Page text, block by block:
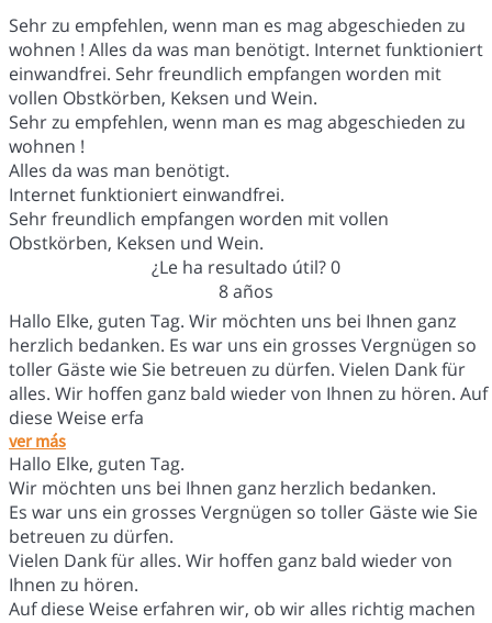
Sehr zu empfehlen, wenn man es mag abgeschieden zu
wohnen ! Alles da was man benötigt. Internet funktioniert
einwandfrei. Sehr freundlich empfangen worden mit
vollen Obstkörben, Keksen und Wein.
Sehr zu empfehlen, wenn man es mag abgeschieden zu
wohnen !
Alles da was man benötigt.
Internet funktioniert einwandfrei.
Sehr freundlich empfangen worden mit vollen
Obstkörben, Keksen und Wein.
¿Le ha resultado útil?0
8 años
Hallo Elke, guten Tag. Wir möchten uns bei Ihnen ganz
herzlich bedanken. Es war uns ein grosses Vergnügen so
toller Gäste wie Sie betreuen zu dürfen. Vielen Dank für
alles. Wir hoffen ganz bald wieder von Ihnen zu hören. Auf
diese Weise erfa
ver más
Hallo Elke, guten Tag.
Wir möchten uns bei Ihnen ganz herzlich bedanken.
Es war uns ein grosses Vergnügen so toller Gäste wie Sie
betreuen zu dürfen.
Vielen Dank für alles. Wir hoffen ganz bald wieder von
Ihnen zu hören.
Auf diese Weise erfahren wir, ob wir alles richtig machen